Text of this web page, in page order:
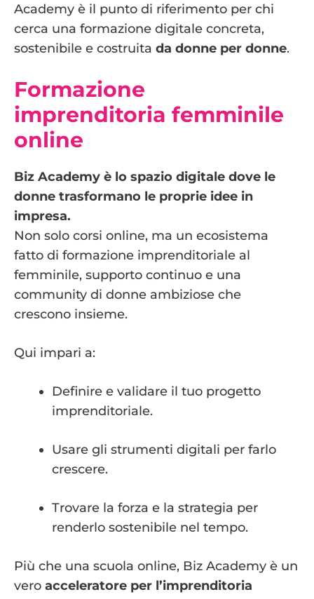
Academy è il punto di riferimento per chi
cerca una formazione digitale concreta,
sostenibile e costruita da donne per donne.
Formazione
imprenditoria femminile
online
Biz Academy è lo spazio digitale dove le
donne trasformano le proprie idee in
impresa.
Non solo corsi online, ma un ecosistema
fatto di formazione imprenditoriale al
femminile, supporto continuo e una
community di donne ambiziose che
crescono insieme.
Qui impari a:
Definire e validare il tuo progetto
imprenditoriale.
Usare gli strumenti digitali per farlo
crescere.
Trovare la forza e la strategia per
renderlo sostenibile nel tempo.
Più che una scuola online, Biz Academy è un
vero acceleratore per l’imprenditoria